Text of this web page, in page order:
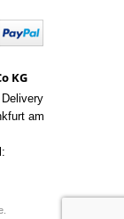
KG
Delivery
am